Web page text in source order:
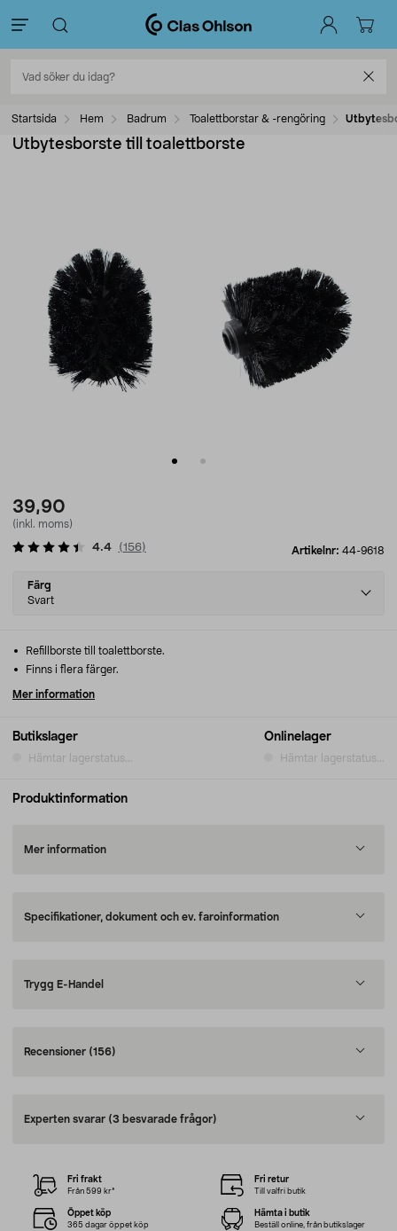
Startsida Hem Badrum Toalettborstar & -rengöring
Utbytesborste till toalettborste
39,90
(inkl. moms)
Artikelnr: 44-9618
4.4 (156)
Select
variant
Färg
Svart
Butikslager
Hämtar lagerstatus...
Onlinelager
Hämtar lagerstatus...
Refillborste till toalettborste.
Finns i flera färger.
Mer information
Produktinformation
Mer information
Specifikationer, dokument och ev. faroinformation
Trygg E-Handel
Recensioner (156)
Experten svarar (3 besvarade frågor)
Fri frakt
Från 599 kr*
Fri retur
Till valfri butik
Öppet köp
365 dagar öppet köp
Hämta i butik
Beställ online, från butikslager